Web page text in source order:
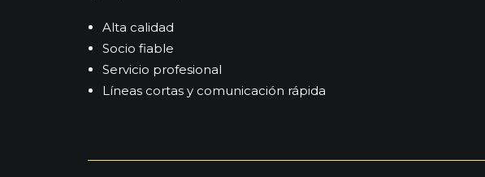
Alta calidad
Socio fiable
Servicio profesional
Líneas cortas y comunicación rápida